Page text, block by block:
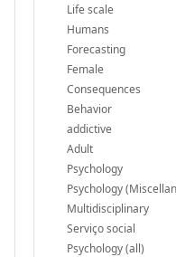
Life scale
Humans
Forecasting
Female
Consequences
Behavior
addictive
Adult
Psychology
Psychology
Multidisciplinary
Serviço social
Psychology (all)